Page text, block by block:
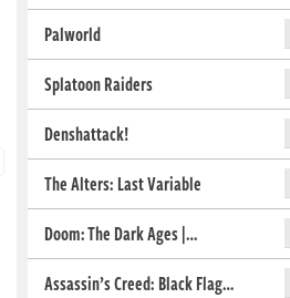
Palworld
Splatoon Raiders
Denshattack!
The Alters: Last Variable
Doom: The Dark Ages |…
Assassin’s Creed: Black Flag…